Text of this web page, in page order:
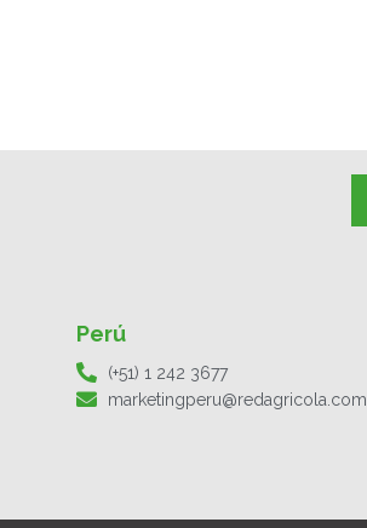
Perú
(+51) 1 242 3677
marketingperu@redagricola.com